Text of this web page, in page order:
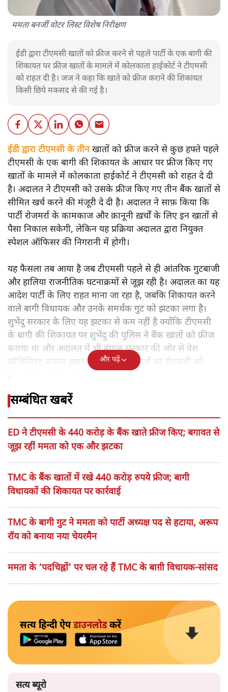
ममता बनर्जी वोटर लिस्ट विशेष निरीक्षण
ईडी द्वारा टीएमसी खातों को फ्रीज करने से पहले पार्टी के एक बागी की
शिकायत पर फ्रीज खातों के मामले में कोलकाता हाईकोर्ट ने टीएमसी
को राहत दी है। जज ने कहा कि खाते को फ्रीज कराने की शिकायत
किसी छिपे मकसद से की गई है।
ईडी द्वारा टीएमसी के तीनखातों को फ्रीज करने से कुछ हफ्ते पहले
टीएमसी के एक बागी की शिकायत के आधार पर फ्रीज किए गए
खातों के मामले में कोलकाता हाईकोर्ट ने टीएमसी को राहत दे दी
है। अदालत ने टीएमसी को उसके फ्रीज किए गए तीन बैंक खातों से
सीमित खर्च करने की मंजूरी दे दी है। अदालत ने साफ़ किया कि
पार्टी रोजमर्रा के कामकाज और क़ानूनी ख़र्चों के लिए इन खातों से
पैसा निकाल सकेगी, लेकिन यह प्रक्रिया अदालत द्वारा नियुक्त
स्पेशल ऑफिसर की निगरानी में होगी।
यह फैसला तब आया है जब टीएमसी पहले से ही आंतरिक गुटबाजी
और हालिया राजनीतिक घटनाक्रमों से जूझ रही है। अदालत का यह
आदेश पार्टी के लिए राहत माना जा रहा है, जबकि शिकायत करने
वाले बागी विधायक और उनके समर्थक गुट को झटका लगा है।
शुभेंदु सरकार के लिए यह झटका से कम नहीं है क्योंकि टीएमसी
के बागी की शिकायत पर शुभेंदु की पुलिस ने बैंक खातों को फ्रीज
कराया था और अदालत में भी बंगाल सरकार की ओर से पेश
सॉलिसिटर जनरल तुषार मेहता ने फ्रीज खातों पर टीएमसी को
राहत देने का विरोध किया।
और पढ़ें
सम्बंधित खबरें
ED ने टीएमसी के 440 करोड़ के बैंक खाते फ्रीज किए; बगावत से
जूझ रहीं ममता को एक और झटका
TMC के बैंक खातों में रखे 440 करोड़ रुपये फ्रीज; बागी
विधायकों की शिकायत पर कार्रवाई
TMC के बागी गुट ने ममता को पार्टी अध्यक्ष पद से हटाया, अरूप
रॉय को बनाया नया चेयरमैन
ममता के ‘पदचिह्नों’ पर चल रहे हैं TMC के बाग़ी विधायक-सांसद
सत्य हिन्दी ऐपडाउनलोडकरें
सत्य ब्यूरो